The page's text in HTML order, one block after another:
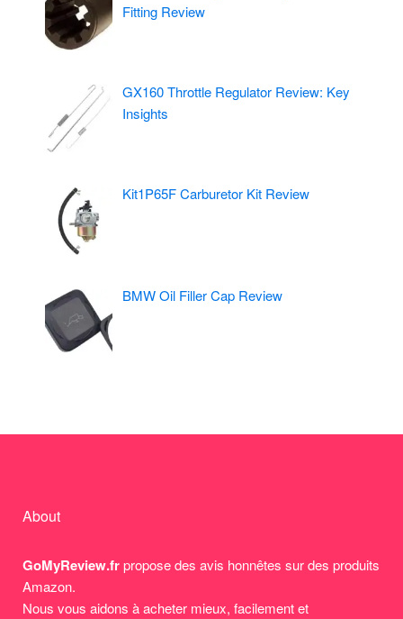
Fitting Review
GX160 Throttle Regulator Review: Key
Insights
Kit1P65F Carburetor Kit Review
BMW Oil Filler Cap Review
About
GoMyReview.frpropose des avis honnêtes sur des produits
Amazon.
Nous vous aidons à acheter mieux, facilement et